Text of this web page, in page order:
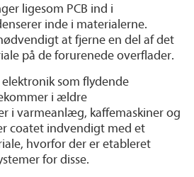
ligesom PCB ind i
inde i materialerne.
at fjerne en del af det
på de forurenede overflader.
som flydende
i ældre
i varmeanlæg, kaffemaskiner og
coatet indvendigt med et
hvorfor der er etableret
for disse.